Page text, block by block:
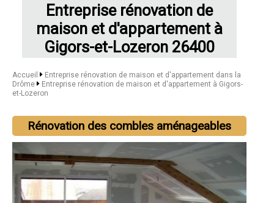
Entreprise rénovation de
maison et d'appartement à
Gigors-et-Lozeron 26400
Accueil
Entreprise rénovation de maison et d'appartement dans la
Drôme
Entreprise rénovation de maison et d'appartement à Gigors-
et-Lozeron
Rénovation des combles aménageables